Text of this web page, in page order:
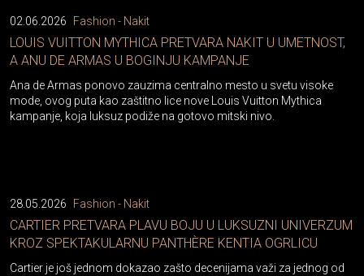
02.06.2026 Fashion - Nakit
LOUIS VUITTON MYTHICA PRETVARA NAKIT U UMETNOST,
A ANU DE ARMAS U BOGINJU KAMPANJE
Ana de Armas ponovo zauzima centralno mesto u svetu visoke
mode, ovog puta kao zaštitno lice nove Louis Vuitton Mythica
kampanje, koja luksuz podiže na gotovo mitski nivo.
28.05.2026 Fashion - Nakit
CARTIER PRETVARA PLAVU BOJU U LUKSUZNI UNIVERZUM
KROZ SPEKTAKULARNU PANTHÈRE KENTIA OGRLICU
Cartier je još jednom dokazao zašto decenijama važi za jednog od